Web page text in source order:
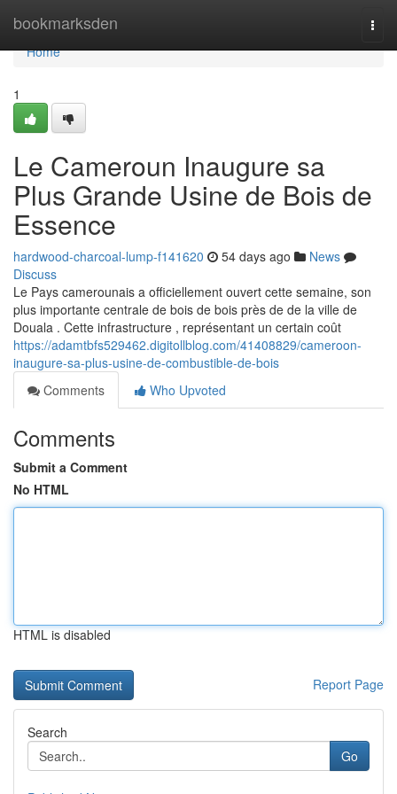
bookmarksden
Home
Home
1
Le Cameroun Inaugure sa
Plus Grande Usine de Bois de
Essence
hardwood-charcoal-lump-f141620 54 days ago
News
Discuss
Le Pays camerounais a officiellement ouvert cette semaine, son
plus importante centrale de bois de bois près de de la ville de
Douala . Cette infrastructure , représentant un certain coût
https://adamtbfs529462.digitollblog.com/41408829/cameroon-
inaugure-sa-plus-usine-de-combustible-de-bois
Comments
Who Upvoted
Comments
Submit a Comment
No HTML
HTML is disabled
Report Page
Search
Go